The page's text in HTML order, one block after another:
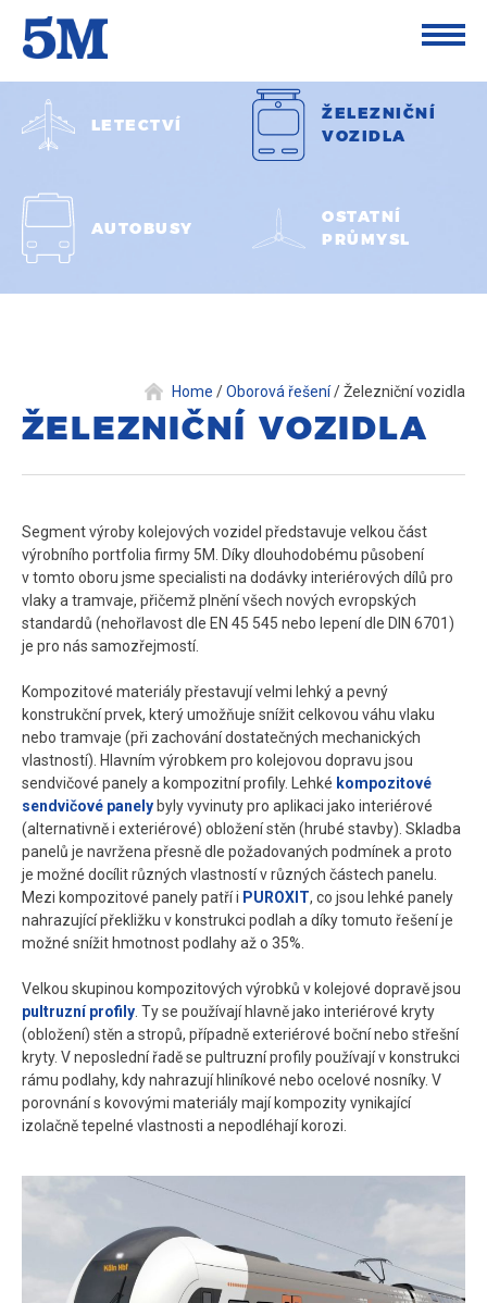
LETECTVÍ
ŽELEZNIČNÍ
VOZIDLA
AUTOBUSY
OSTATNÍ
PRŮMYSL
Home /Oborová řešení/Železniční vozidla
ŽELEZNIČNÍ VOZIDLA
Segment výroby kolejových vozidel představuje velkou část
výrobního portfolia firmy 5M. Díky dlouhodobému působení
v tomto oboru jsme specialisti na dodávky interiérových dílů pro
vlaky a tramvaje, přičemž plnění všech nových evropských
standardů (nehořlavost dle EN 45 545 nebo lepení dle DIN 6701)
je pro nás samozřejmostí.
Kompozitové materiály přestavují velmi lehký a pevný
konstrukční prvek, který umožňuje snížit celkovou váhu vlaku
nebo tramvaje (při zachování dostatečných mechanických
vlastností). Hlavním výrobkem pro kolejovou dopravu jsou
sendvičové panely a kompozitní profily. Lehké kompozitové
sendvičové panely byly vyvinuty pro aplikaci jako interiérové
(alternativně i exteriérové) obložení stěn (hrubé stavby). Skladba
panelů je navržena přesně dle požadovaných podmínek a proto
je možné docílit různých vlastností v různých částech panelu.
Mezi kompozitové panely patří i PUROXIT, co jsou lehké panely
nahrazující překližku v konstrukci podlah a díky tomuto řešení je
možné snížit hmotnost podlahy až o 35%.
Velkou skupinou kompozitových výrobků v kolejové dopravě jsou
pultruzní profily . Ty se používají hlavně jako interiérové kryty
(obložení) stěn a stropů, případně exteriérové boční nebo střešní
kryty. V neposlední řadě se pultruzní profily používají v konstrukci
rámu podlahy, kdy nahrazují hliníkové nebo ocelové nosníky. V
porovnání s kovovými materiály mají kompozity vynikající
izolačně tepelné vlastnosti a nepodléhají korozi.